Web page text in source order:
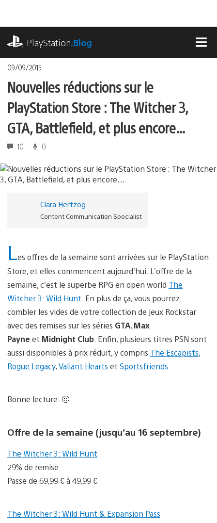
contenu
PlayStation.Blog
09/09/2015
Nouvelles réductions sur le
PlayStation Store : The Witcher 3,
GTA, Battlefield, et plus encore…
10 0
Clara Hertzog
Content Communication Specialist
Les offres de la semaine sont arrivées sur le PlayStation
Store, et elles commencent aujourd’hui. L’offre de la
semaine, c’est le superbe RPG en open world The
Witcher 3: Wild Hunt . En plus de ça, vous pourrez
combler les vides de votre collection de jeux Rockstar
avec des remises sur les séries GTA, Max
Payneet Midnight Club . Enfin, plusieurs titres PSN sont
aussi disponibles à prix réduit, y compris The Escapists,
Rogue Legacy,Valiant Hearts et Sportsfriends
Bonne lecture. 🙂
Offre de la semaine (jusqu’au 16 septembre)
The Witcher 3: Wild Hunt
29% de remise
Passe de 69,99 € à 49,99 €
The Witcher 3: Wild Hunt & Expansion Pass